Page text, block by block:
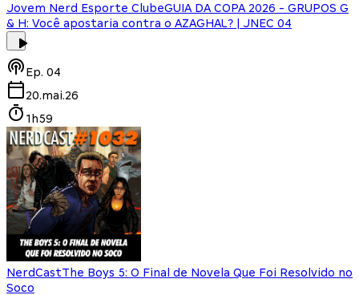
Jovem Nerd Esporte ClubeGUIA DA COPA 2026 - GRUPOS G
& H: Você apostaria contra o AZAGHAL? | JNEC 04
Ep. 04
20.mai.26
1h59
NerdCastThe Boys 5: O Final de Novela Que Foi Resolvido no
Soco